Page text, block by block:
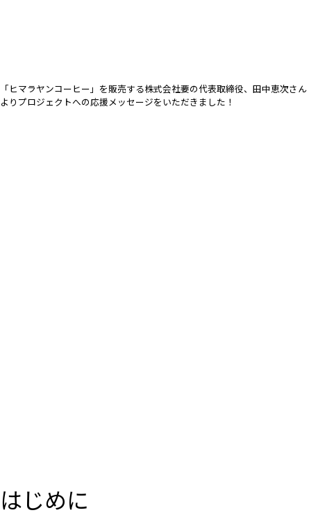
「ヒマラヤンコーヒー」を販売する株式会社要の代表取締役、田中恵次さん
よりプロジェクトへの応援メッセージをいただきました！
はじめに